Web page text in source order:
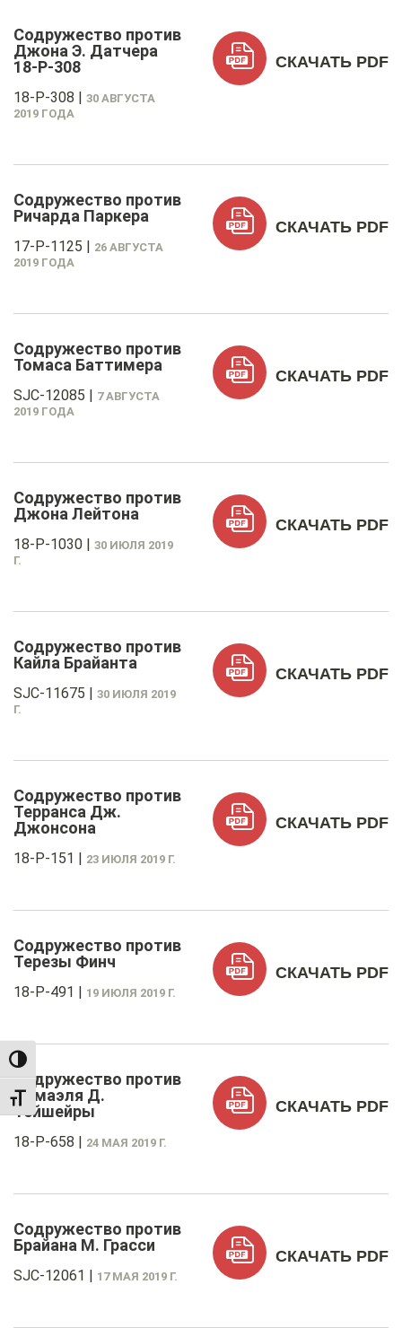
TOGGLE HIGH CONTRAST
TOGGLE FONT SIZE
Содружество против
Джона Э. Датчера
18-P-308
18-P-308 | 30 АВГУСТА
2019 ГОДА
СКАЧАТЬ PDF
Содружество против
Ричарда Паркера
17-P-1125 | 26 АВГУСТА
2019 ГОДА
СКАЧАТЬ PDF
Содружество против
Томаса Баттимера
SJC-12085 | 7 АВГУСТА
2019 ГОДА
СКАЧАТЬ PDF
Содружество против
Джона Лейтона
18-P-1030 | 30 ИЮЛЯ 2019
Г.
СКАЧАТЬ PDF
Содружество против
Кайла Брайанта
SJC-11675 | 30 ИЮЛЯ 2019
Г.
СКАЧАТЬ PDF
Содружество против
Терранса Дж.
Джонсона
18-P-151 | 23 ИЮЛЯ 2019 Г.
СКАЧАТЬ PDF
Содружество против
Терезы Финч
18-P-491 | 19 ИЮЛЯ 2019 Г.
СКАЧАТЬ PDF
Содружество против
Исмаэля Д.
Тейшейры
18-P-658 | 24 МАЯ 2019 Г.
СКАЧАТЬ PDF
Содружество против
Брайана М. Грасси
SJC-12061 | 17 МАЯ 2019 Г.
СКАЧАТЬ PDF